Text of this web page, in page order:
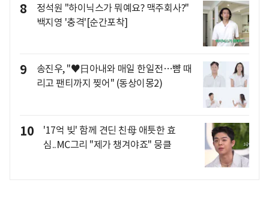
8
정석원 "하이닉스가 뭐예요? 맥주회사?"
백지영 '충격'[순간포착]
9
송진우, "♥日아내와 매일 한일전…뺨 때
리고 팬티까지 찢어" (동상이몽2)
10
'17억 빚' 함께 견딘 친母 애틋한 효
심..MC그리 "제가 챙겨야죠" 뭉클